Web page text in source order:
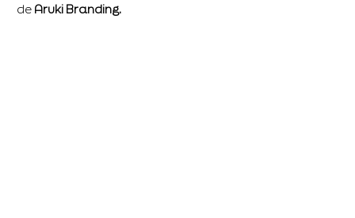
de Aruki Branding.